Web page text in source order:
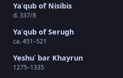
Yaʿqub of Nisibis
d. 337/8
Yaʿqub of Serugh
ca. 451–521
Yeshuʿ bar Khayrun
1275–1335